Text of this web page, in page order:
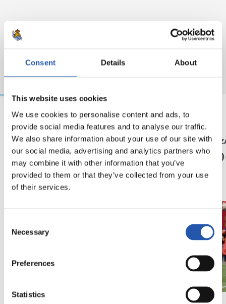
Consent Details About
This website uses cookies
We use cookies to personalise content and ads, to
provide social media features and to analyse our traffic.
We also share information about your use of our site with
our social media, advertising and analytics partners who
may combine it with other information that you’ve
provided to them or that they’ve collected from your use
of their services.
Selection
Necessary
Preferences
Statistics
22/07/2026
MIKEL OYARZABAL
Orgullo txuri urdin
20/07/2026
MIKEL